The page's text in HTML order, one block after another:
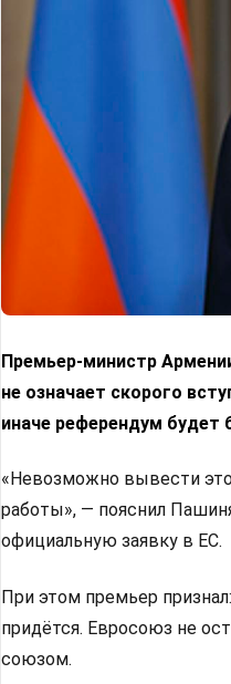
Премьер-министр
не означает скорого
иначе референдум
«Невозможно вывести
работы», — пояснил
официальную заявку в ЕС.
При этом премьер
придётся. Евросоюз не
союзом.